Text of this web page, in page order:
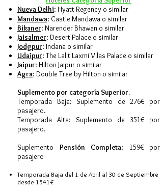
Nueva Delhi: Hyatt Regency o similar
Mandawa: Castle Mandawa o similar
Bikaner: Narender Bhawan o similar
Jaisalmer: Desert Palace o similar
Jodgpur: Indana o similar
Udaipur: The Lalit Laxmi Vilas Palace o similar
Jaipur: Hilton Jaipur o similar
Agra: Double Tree by Hilton o similar
Suplemento por categoría Superior.
Temporada Baja: Suplemento de 276€ por
pasajero.
Temporada Alta: Suplemento de 351€ por
pasajero.
Suplemento Pensión Completa: 159€ por
pasajero
Temporada Baja del 1 de Abril al 30 de Septiembre
desde 1541€